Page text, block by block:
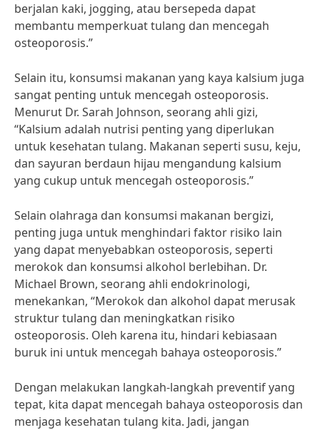
berjalan kaki, jogging, atau bersepeda dapat
membantu memperkuat tulang dan mencegah
osteoporosis.”
Selain itu, konsumsi makanan yang kaya kalsium juga
sangat penting untuk mencegah osteoporosis.
Menurut Dr. Sarah Johnson, seorang ahli gizi,
“Kalsium adalah nutrisi penting yang diperlukan
untuk kesehatan tulang. Makanan seperti susu, keju,
dan sayuran berdaun hijau mengandung kalsium
yang cukup untuk mencegah osteoporosis.”
Selain olahraga dan konsumsi makanan bergizi,
penting juga untuk menghindari faktor risiko lain
yang dapat menyebabkan osteoporosis, seperti
merokok dan konsumsi alkohol berlebihan. Dr.
Michael Brown, seorang ahli endokrinologi,
menekankan, “Merokok dan alkohol dapat merusak
struktur tulang dan meningkatkan risiko
osteoporosis. Oleh karena itu, hindari kebiasaan
buruk ini untuk mencegah bahaya osteoporosis.”
Dengan melakukan langkah-langkah preventif yang
tepat, kita dapat mencegah bahaya osteoporosis dan
menjaga kesehatan tulang kita. Jadi, jangan